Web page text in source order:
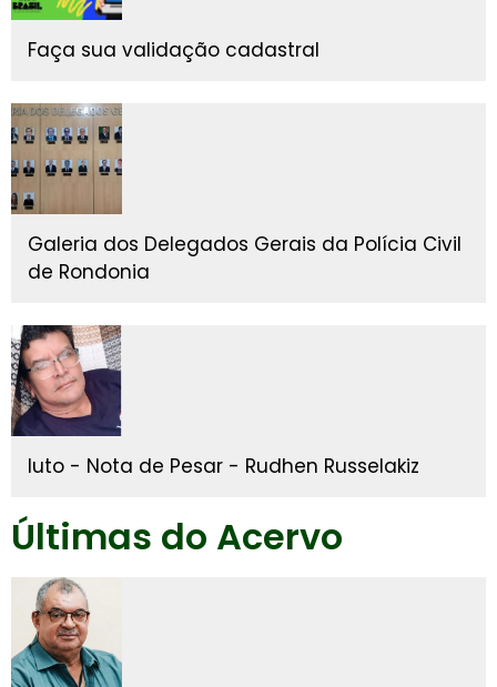
Faça sua validação cadastral
Galeria dos Delegados Gerais da Polícia Civil
de Rondonia
luto - Nota de Pesar - Rudhen Russelakiz
Últimas do Acervo